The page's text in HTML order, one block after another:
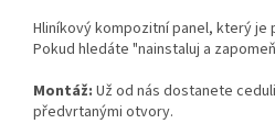
Hliníkový kompozitní panel, který je
Pokud hledáte "nainstaluj a
Montáž: Už od nás dostanete
předvrtanými otvory.